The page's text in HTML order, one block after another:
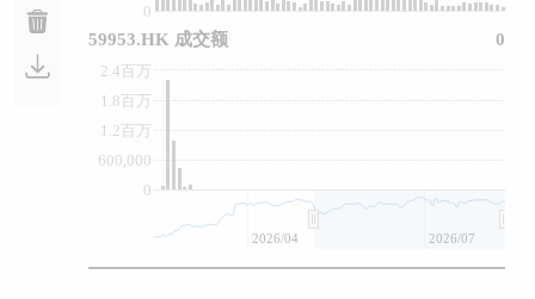
0
0
600,000
1.2百万
1.8百万
2.4百万
2026/04 2026/07
59953.HK 成交额 0